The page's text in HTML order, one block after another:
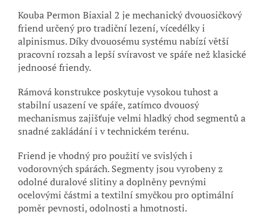
Kouba Permon Biaxial 2 je mechanický dvouosičkový
friend určený pro tradiční lezení, vícedélky i
alpinismus. Díky dvouosému systému nabízí větší
pracovní rozsah a lepší svíravost ve spáře než klasické
jednoosé friendy.
Rámová konstrukce poskytuje vysokou tuhost a
stabilní usazení ve spáře, zatímco dvouosý
mechanismus zajišťuje velmi hladký chod segmentů a
snadné zakládání i v technickém terénu.
Friend je vhodný pro použití ve svislých i
vodorovných spárách. Segmenty jsou vyrobeny z
odolné duralové slitiny a doplněny pevnými
ocelovými částmi a textilní smyčkou pro optimální
poměr pevnosti, odolnosti a hmotnosti.